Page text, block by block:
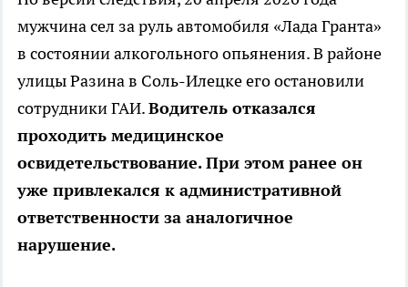
мужчина сел за руль автомобиля «Лада Гранта»
в состоянии алкогольного опьянения. В районе
улицы Разина в Соль-Илецке его остановили
сотрудники ГАИ.Водитель отказался
проходить медицинское
освидетельствование. При этом ранее он
уже привлекался к административной
ответственности за аналогичное
нарушение.